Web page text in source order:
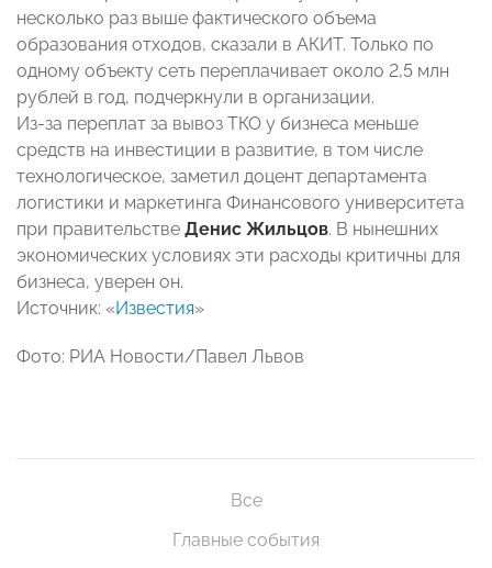
несколько раз выше фактического объема
образования отходов, сказали в АКИТ. Только по
одному объекту сеть переплачивает около 2,5 млн
рублей в год, подчеркнули в организации.
Из-за переплат за вывоз ТКО у бизнеса меньше
средств на инвестиции в развитие, в том числе
технологическое, заметил доцент департамента
логистики и маркетинга Финансового университета
при правительстве Денис Жильцов. В нынешних
экономических условиях эти расходы критичны для
бизнеса, уверен он.
Источник: «Известия»
Фото: РИА Новости/Павел Львов
Все
Главные события